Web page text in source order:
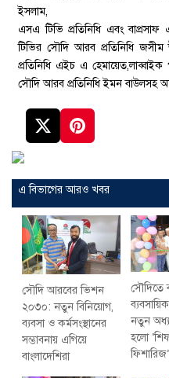
ইসলাম,
এসএ টিভি প্রতিনিধি এবং
টিভির সৌদি আরব প্রতিনিধি জসীম
প্রতিনিধি এইচ এ
সৌদি আরব প্রতিনিধি ইমন বাউলসহ
এ বিভাগের আরও খবর
সৌদি আরবের ভিশন
২০৩০: নতুন বিনিয়োগ,
ব্যবসা ও কর্মসংস্থানের
সম্ভাবনায় এগিয়ে
বাংলাদেশিরা
সৌদিতে
নতুন
হলো
ফিশারিজ’